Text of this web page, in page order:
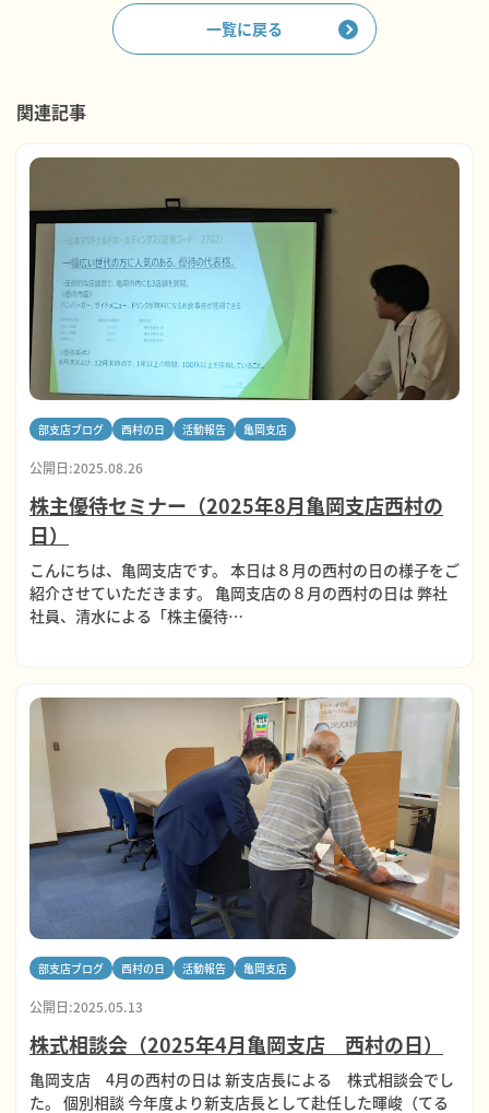
一覧に戻る
関連記事
部支店ブログ 西村の日 活動報告 亀岡支店
公開日:2025.08.26
株主優待セミナー（2025年8月亀岡支店西村の
日）
こんにちは、亀岡支店です。 本日は８月の西村の日の様子をご
紹介させていただきます。 亀岡支店の８月の西村の日は 弊社
社員、清水による「株主優待…
部支店ブログ 西村の日 活動報告 亀岡支店
公開日:2025.05.13
株式相談会（2025年4月亀岡支店 西村の日）
亀岡支店 4月の西村の日は 新支店長による 株式相談会でし
た。 個別相談 今年度より新支店長として赴任した暉峻（てる